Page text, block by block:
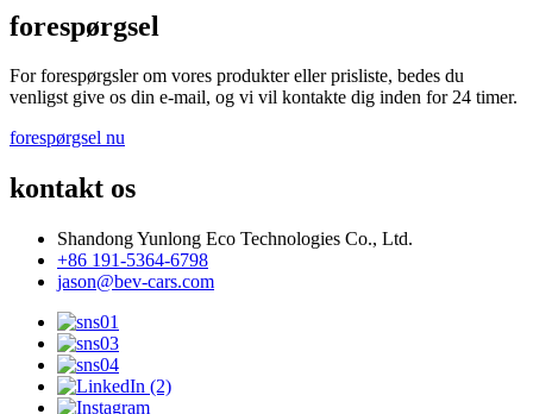
forespørgsel
For forespørgsler om vores produkter eller prisliste, bedes du
venligst give os din e-mail, og vi vil kontakte dig inden for 24 timer.
forespørgsel nu
kontakt os
Shandong Yunlong Eco Technologies Co., Ltd.
+86 191-5364-6798
jason@bev-cars.com